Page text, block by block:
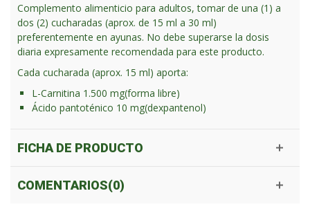
Complemento alimenticio para adultos, tomar de una (1) a
dos (2) cucharadas (aprox. de 15 ml a 30 ml)
preferentemente en ayunas. No debe superarse la dosis
diaria expresamente recomendada para este producto.
Cada cucharada (aprox. 15 ml) aporta:
L-Carnitina 1.500 mg(forma libre)
Ácido pantoténico 10 mg(dexpantenol)
FICHA DE PRODUCTO
COMENTARIOS(0)